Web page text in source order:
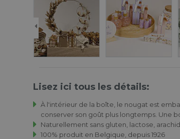
Lisez ici tous les détails:
À l'intérieur de la boîte, le nougat est
conserver son goût plus longtemps. Une
Naturellement sans gluten, lactose,
100% produit en Belgique, depuis 1926